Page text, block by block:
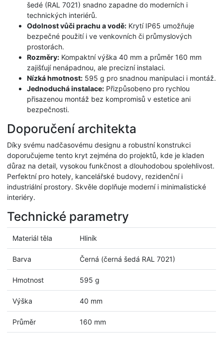
šedé (RAL 7021) snadno zapadne do moderních i
technických interiérů.
Odolnost vůči prachu a vodě: Krytí IP65 umožňuje
bezpečné použití i ve venkovních či průmyslových
prostorách.
Rozměry: Kompaktní výška 40 mm a průměr 160 mm
zajišťují nenápadnou, ale precizní instalaci.
Nízká hmotnost: 595 g pro snadnou manipulaci i montáž.
Jednoduchá instalace: Přizpůsobeno pro rychlou
přisazenou montáž bez kompromisů v estetice ani
bezpečnosti.
Doporučení architekta
Díky svému nadčasovému designu a robustní konstrukci
doporučujeme tento kryt zejména do projektů, kde je kladen
důraz na detail, vysokou funkčnost a dlouhodobou spolehlivost.
Perfektní pro hotely, kancelářské budovy, rezidenční i
industriální prostory. Skvěle doplňuje moderní i minimalistické
interiéry.
Technické parametry
Materiál těla Hliník
Barva Černá (černá šedá RAL 7021)
Hmotnost 595 g
Výška 40 mm
Průměr 160 mm